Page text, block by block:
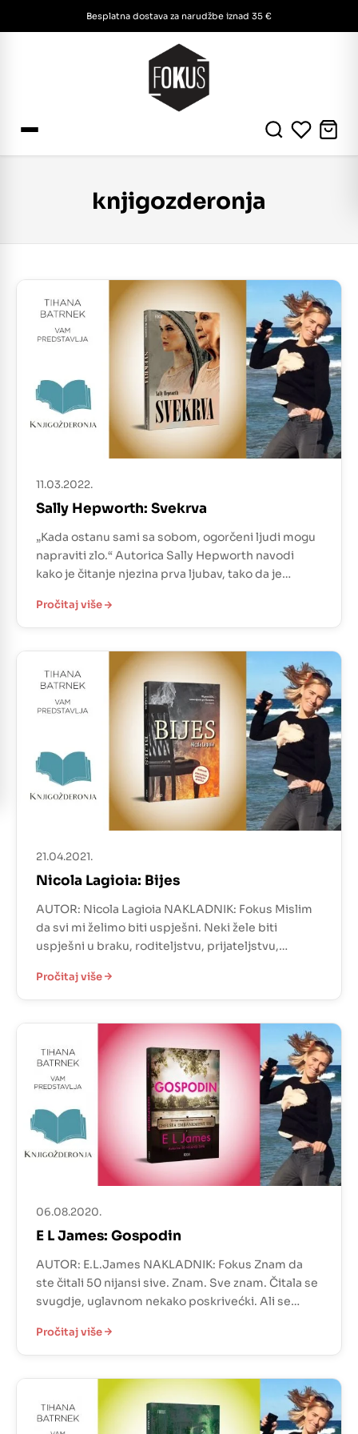
Besplatna dostava za narudžbe iznad 35 €
knjigozderonja
11.03.2022.
Sally Hepworth: Svekrva
„Kada ostanu sami sa sobom, ogorčeni ljudi mogu
napraviti zlo.“ Autorica Sally Hepworth navodi
kako je čitanje njezina prva ljubav, tako da je
sedam knjiga, a u nas je prevedena (zasad) samo
Svekrva. Iako je postigla zavidan uspjeh u Australiji
i svijetu, često ju uspoređuju s Liane Moriarty, […]
Pročitaj više
21.04.2021.
Nicola Lagioia: Bijes
AUTOR: Nicola Lagioia NAKLADNIK: Fokus Mislim
da svi mi želimo biti uspješni. Neki žele biti
uspješni u braku, roditeljstvu, prijateljstvu,
Nebitno na što ćemo staviti fokus, težimo biti što
bolji. Većina nas nastoji zadržati ravnotežu u
sekundu posvete nečemu i nikad ne posustaju. […]
Pročitaj više
06.08.2020.
E L James: Gospodin
AUTOR: E.L.James NAKLADNIK: Fokus Znam da
ste čitali 50 nijansi sive. Znam. Sve znam. Čitala se
svugdje, uglavnom nekako poskrivećki. Ali se
i niste ju nikako mogli zaobići. Čak i da niste čitali
knjigu, saznali ste radnju. Ja sam ih sve pročitala i
Pročitaj više